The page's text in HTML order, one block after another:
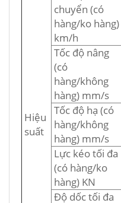
Hiệu
suất
chuyển (có
hàng/ko hàng)
km/h
Tốc độ nâng
(có
hàng/không
hàng) mm/s
Tốc độ hạ (có
hàng/không
hàng) mm/s
Lực kéo tối đa
(có hàng/ko
hàng) KN
Độ dốc tối đa